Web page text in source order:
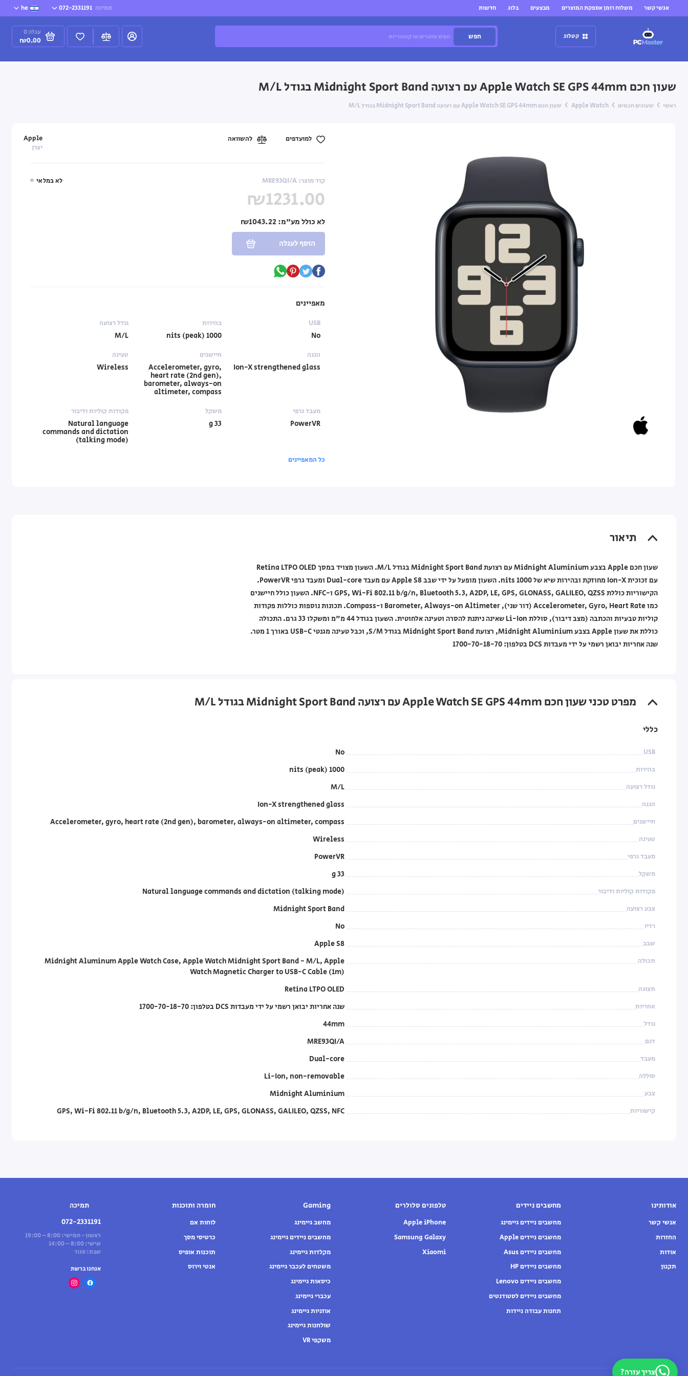
אנשי קשר משלוח וזמן אספקת המוצרים מבצעים בלוג חדשות תמיכה 072-2331191
he
קטלוג חפש עגלה 0
₪0.00
שעון חכם Apple Watch SE GPS 44mm עם רצועה Midnight Sport Band בגודל M/L
ראשי שעונים חכמים Apple Watch שעון חכם Apple Watch SE GPS 44mm עם רצועה Midnight Sport Band בגודל M/L
לא במלאי קוד מוצר: MRE93QI/A
Apple
יצרן
₪1231.00
לא כולל מע"מ:
הוסף לעגלה
למועדפים להשוואה
מאפיינים
USB
No
בהירות
1000 nits (peak)
גודל רצועה
M/L
הגנה
Ion-X strengthened glass
חיישנים
Accelerometer, gyro,
heart rate (2nd gen),
barometer, always-on
altimeter, compass
טעינה
Wireless
מעבד גרפי
PowerVR
משקל
33 g
פקודות קוליות ודיבור
Natural language
commands and dictation
(talking mode)
כל המאפיינים
תיאור
שעון חכם Apple בצבע Midnight Aluminium עם רצועת Midnight Sport Band בגודל M/L. השעון מצויד במסך Retina LTPO OLED
עם זכוכית Ion-X מחוזקת ובהירות שיא של 1000 nits. השעון מופעל על ידי שבב Apple S8 עם מעבד Dual-core ומעבד גרפי PowerVR.
הקישוריות כוללת GPS, Wi-Fi 802.11 b/g/n, Bluetooth 5.3, A2DP, LE, GPS, GLONASS, GALILEO, QZSS ו-NFC. השעון כולל חיישנים
כמו Accelerometer, Gyro, Heart Rate (דור שני), Barometer, Always-on Altimeter ו-Compass. תכונות נוספות כוללות פקודות
קוליות טבעיות והכתבה (מצב דיבור), סוללת Li-Ion שאינה ניתנת להסרה וטעינה אלחוטית. השעון בגודל 44 מ"מ ומשקלו 33 גרם. התכולה
כוללת את שעון Apple בצבע Midnight Aluminium, רצועת Midnight Sport Band בגודל S/M, וכבל טעינה מגנטי USB-C באורך 1 מטר.
שנה אחריות יבואן רשמי על ידי מעבדות DCS בטלפון: 1700-70-18-70
מפרט טכני שעון חכם Apple Watch SE GPS 44mm עם רצועה Midnight Sport Band בגודל M/L
כללי
USB
No
בהירות 1000 nits (peak)
גודל רצועה M/L
הגנה Ion-X strengthened glass
חיישנים Accelerometer, gyro, heart rate (2nd gen), barometer, always-on altimeter, compass
טעינה Wireless
מעבד גרפי PowerVR
משקל 33 g
פקודות קוליות ודיבור Natural language commands and dictation (talking mode)
צבע רצועה Midnight Sport Band
רדיו No
שבב Apple S8
תכולה
Midnight Aluminum Apple Watch Case, Apple Watch Midnight Sport Band - M/L, Apple
Watch Magnetic Charger to USB-C Cable (1m)
תצוגה Retina LTPO OLED
אחריות שנה אחריות יבואן רשמי על ידי מעבדות DCS בטלפון: 1700-70-18-70
גודל 44mm
דגם MRE93QI/A
מעבד Dual-core
סוללה Li-Ion, non-removable
צבע Midnight Aluminium
קישוריות GPS, Wi-Fi 802.11 b/g/n, Bluetooth 5.3, A2DP, LE, GPS, GLONASS, GALILEO, QZSS, NFC
אודותינו
אנשי קשר
החזרות
אודות
תקנון
מחשבים ניידים
מחשבים ניידים גיימינג
מחשבים ניידים Apple
מחשבים ניידים Asus
מחשבים ניידים HP
מחשבים ניידים Lenovo
מחשבים ניידים לסטודנטים
תחנות עבודה ניידות
טלפונים סלולרים
Apple iPhone
Samsung Galaxy
Xiaomi
Gaming
מחשב גיימינג
מחשבים ניידים גיימינג
מקלדות גיימינג
משטחים לעכבר גיימינג
כיסאות גיימינג
עכברי גיימינג
אוזניות גיימינג
שולחנות גיימינג
משקפי VR
חומרה ותוכנות
לוחות אם
כרטיסי מסך
תוכנות אופיס
אנטי וירוס
תמיכה
072-2331191
ראשון - חמישי: 8:00 – 19:00
שישי: 8:00 – 14:00
שבת: סגור
אנחנו ברשת
צריך עזרה?